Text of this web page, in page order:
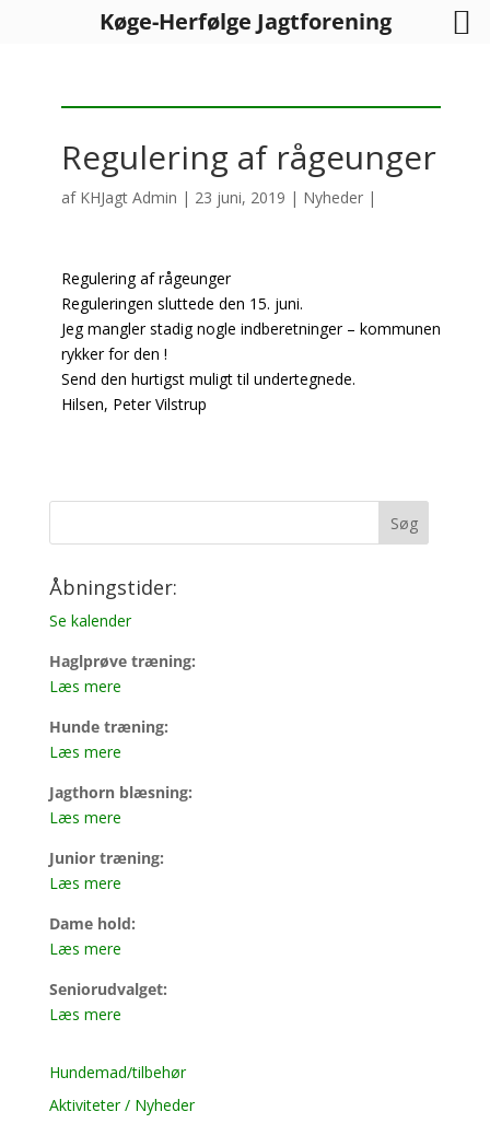
Regulering af rågeunger
af KHJagt Admin | 23 juni, 2019 | Nyheder|
Regulering af rågeunger
Reguleringen sluttede den 15. juni.
Jeg mangler stadig nogle indberetninger – kommunen
rykker for den !
Send den hurtigst muligt til undertegnede.
Hilsen, Peter Vilstrup
Åbningstider:
Se kalender
Haglprøve træning:
Læs mere
Hunde træning:
Læs mere
Jagthorn blæsning:
Læs mere
Junior træning:
Læs mere
Dame hold:
Læs mere
Seniorudvalget:
Læs mere
Hundemad/tilbehør
Aktiviteter / Nyheder
Køge-Herfølge Jagtforening